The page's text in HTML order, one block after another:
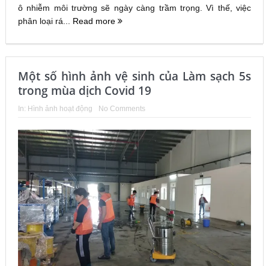
ô nhiễm môi trường sẽ ngày càng trầm trọng. Vì thế, việc
phân loại rá... Read more
Một số hình ảnh vệ sinh của Làm sạch 5s
trong mùa dịch Covid 19
In: Hình ảnh hoạt động No Comments